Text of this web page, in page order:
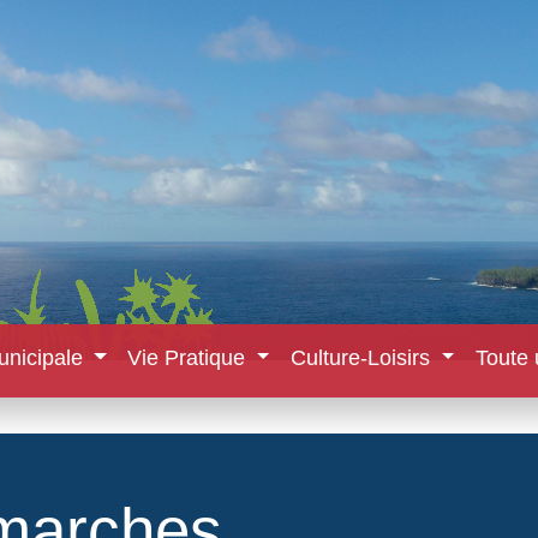
Vie Pratique Culture-Loisirs Toute